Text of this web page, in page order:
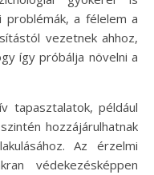
problémák, a félelem a
vezetnek ahhoz,
így próbálja növelni a
tapasztalatok, például
hozzájárulhatnak
Az érzelmi
védekezésképpen